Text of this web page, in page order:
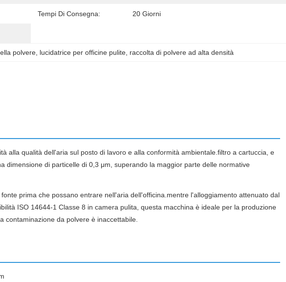
Tempi Di Consegna: 20 Giorni
polvere lucidatrice per officine pulite raccolta di polvere ad alta densità
alla qualità dell'aria sul posto di lavoro e alla conformità ambientale.filtro a cartuccia, e
dimensione di particelle di 0,3 μm, superando la maggior parte delle normative
prima che possano entrare nell'aria dell'officina.mentre l'alloggiamento attenuato dal
ISO 14644-1 Classe 8 in camera pulita, questa macchina è ideale per la produzione
contaminazione da polvere è inaccettabile.